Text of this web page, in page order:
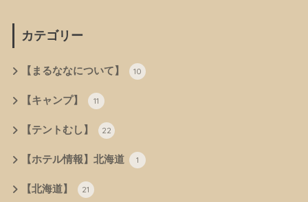
カテゴリー
【まるななについて】 10
【キャンプ】 11
【テントむし】 22
【ホテル情報】北海道 1
【北海道】 21